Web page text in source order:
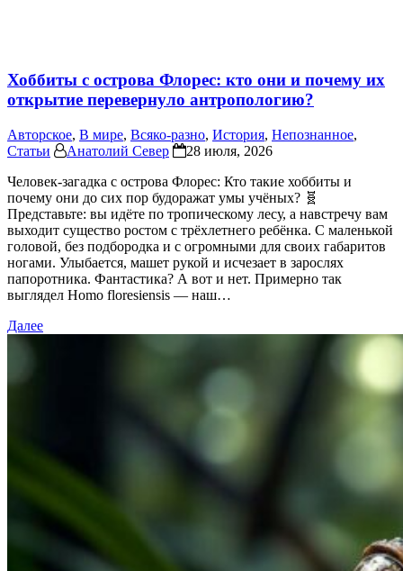
Хоббиты с острова Флорес: кто они и почему их
открытие перевернуло антропологию?
Авторское, В мире, Всяко-разно, История, Непознанное,
Статьи
Анатолий Север
28 июля, 2026
Человек-загадка с острова Флорес: Кто такие хоббиты и
почему они до сих пор будоражат умы учёных? 🧬
Представьте: вы идёте по тропическому лесу, а навстречу вам
выходит существо ростом с трёхлетнего ребёнка. С маленькой
головой, без подбородка и с огромными для своих габаритов
ногами. Улыбается, машет рукой и исчезает в зарослях
папоротника. Фантастика? А вот и нет. Примерно так
выглядел Homo floresiensis — наш…
Далее